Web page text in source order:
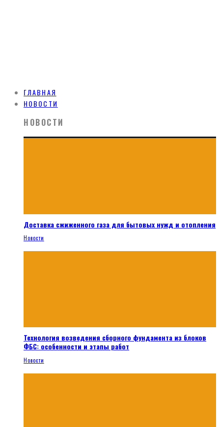
ГЛАВНАЯ
НОВОСТИ
НОВОСТИ
Доставка сжиженного газа для бытовых нужд и отопления
Новости
Технология возведения сборного фундамента из блоков
ФБС: особенности и этапы работ
Новости